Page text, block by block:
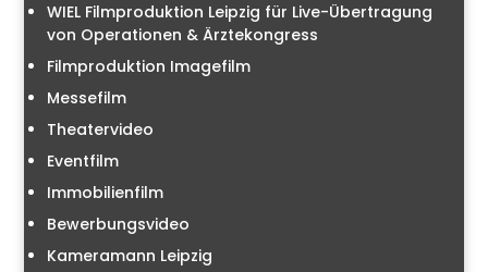
WIEL Filmproduktion Leipzig für Live-Übertragung
von Operationen & Ärztekongress
Filmproduktion Imagefilm
Messefilm
Theatervideo
Eventfilm
Immobilienfilm
Bewerbungsvideo
Kameramann Leipzig